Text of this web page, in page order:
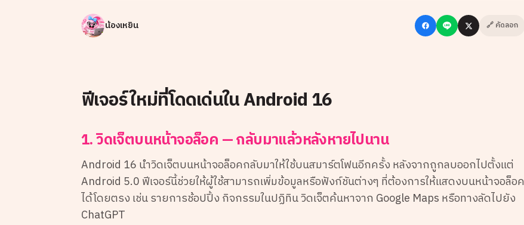
น้องเหยิน 🔗 คัดลอก
ฟีเจอร์ใหม่ที่โดดเด่นใน Android 16
1. วิดเจ็ตบนหน้าจอล็อค — กลับมาแล้วหลังหายไปนาน
Android 16 นำวิดเจ็ตบนหน้าจอล็อคกลับมาให้ใช้บนสมาร์ตโฟนอีกครั้ง หลังจากถูกลบออกไปตั้งแต่
Android 5.0 ฟีเจอร์นี้ช่วยให้ผู้ใช้สามารถเพิ่มข้อมูลหรือฟังก์ชันต่างๆ ที่ต้องการให้แสดงบนหน้าจอล็อค
ได้โดยตรง เช่น รายการช้อปปิ้ง กิจกรรมในปฏิทิน วิดเจ็ตค้นหาจาก Google Maps หรือทางลัดไปยัง
ChatGPT